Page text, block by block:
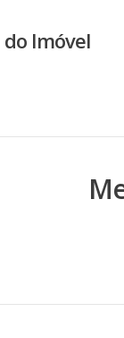
Imóvel